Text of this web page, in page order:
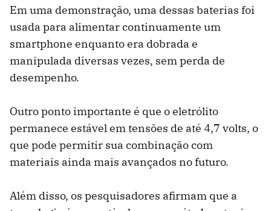
Em uma demonstração, uma dessas baterias foi
usada para alimentar continuamente um
smartphone enquanto era dobrada e
manipulada diversas vezes, sem perda de
desempenho.
Outro ponto importante é que o eletrólito
permanece estável em tensões de até 4,7 volts, o
que pode permitir sua combinação com
materiais ainda mais avançados no futuro.
Além disso, os pesquisadores afirmam que a